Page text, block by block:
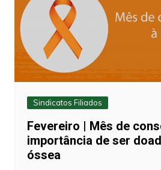
Sindicatos Filiados
Fevereiro | Mês de
importância de ser
óssea